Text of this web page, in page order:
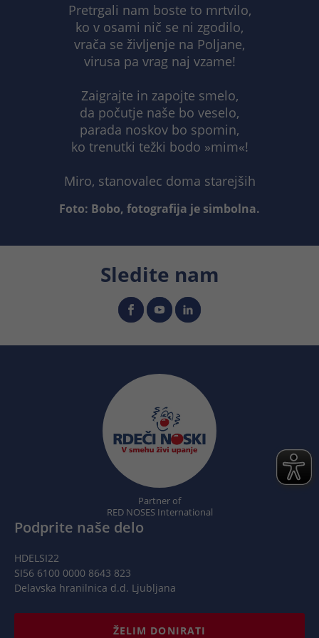
Pretrgali nam boste to mrtvilo,
ko v osami nič se ni zgodilo,
vrača se življenje na Poljane,
virusa pa vrag naj vzame!
Zaigrajte in zapojte smelo,
da počutje naše bo veselo,
parada noskov bo spomin,
ko trenutki težki bodo »mim«!
Miro, stanovalec doma starejših
Foto: Bobo, fotografija je simbolna.
Sledite nam
Partner of
RED NOSES International
Podprite naše delo
HDELSI22
SI56 6100 0000 8643 823
Delavska hranilnica d.d. Ljubljana
ŽELIM DONIRATI
24 ur
Razlikuje med posameznimi obiskovalci
v 24-urnem časovnem oknu